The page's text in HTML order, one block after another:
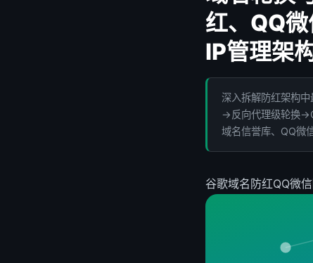
红、QQ
IP管理架
深入拆解防红架构
→反向代理级轮换
域名信誉库、QQ微
谷歌域名防红QQ微